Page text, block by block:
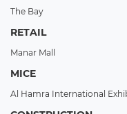
The Bay
RETAIL
Manar Mall
MICE
Al Hamra International